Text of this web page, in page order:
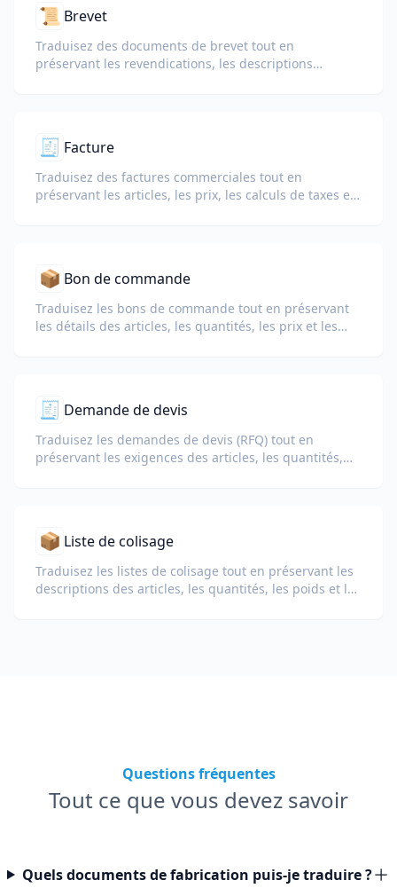
📜 Brevet
Traduisez des documents de brevet tout en
préservant les revendications, les descriptions
🧾 Facture
Traduisez des factures commerciales tout en
préservant les articles, les prix, les calculs de taxes et
📦 Bon de commande
Traduisez les bons de commande tout en préservant
les détails des articles, les quantités, les prix et les
🧾 Demande de devis
Traduisez les demandes de devis (RFQ) tout en
préservant les exigences des articles, les quantités,
📦 Liste de colisage
Traduisez les listes de colisage tout en préservant les
descriptions des articles, les quantités, les poids et la
Questions fréquentes
Tout ce que vous devez savoir
Quels documents de fabrication puis-je traduire ?